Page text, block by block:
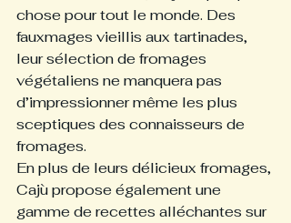
chose pour tout le monde. Des
fauxmages vieillis aux tartinades,
leur sélection de fromages
végétaliens ne manquera pas
d’impressionner même les plus
sceptiques des connaisseurs de
fromages.
En plus de leurs délicieux fromages,
Cajù propose également une
gamme de recettes alléchantes sur